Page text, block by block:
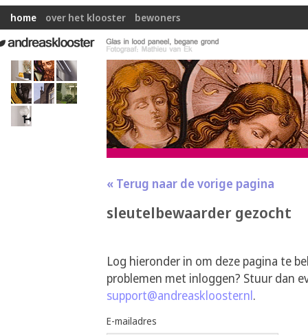
home over het klooster bewoners
« Terug naar de vorige pagina
sleutelbewaarder gezocht
Log hieronder in om deze pagina te
problemen met inloggen? Stuur dan
support@andreasklooster.nl.
E-mailadres